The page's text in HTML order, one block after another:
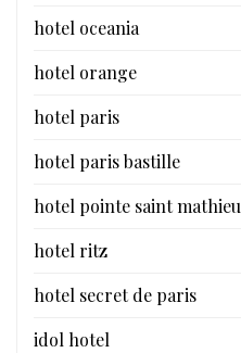
hotel oceania
hotel orange
hotel paris
hotel paris bastille
hotel pointe saint mathieu
hotel ritz
hotel secret de paris
idol hotel